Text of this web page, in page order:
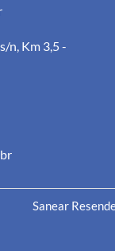
n, Km 3,5 -
Sanear